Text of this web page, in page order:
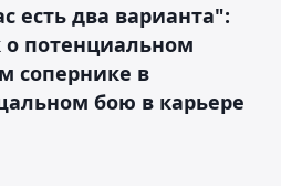
есть два варианта":
о потенциальном
сопернике в
бою в карьере